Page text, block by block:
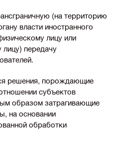
(на территорию
власти иностранного
лицу или
передачу
решения, порождающие
субъектов
образом затрагивающие
на основании
обработки